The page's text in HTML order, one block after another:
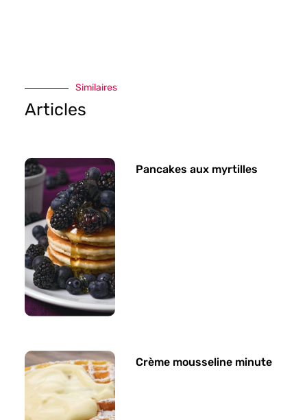
Similaires
Articles
Pancakes aux myrtilles
Crème mousseline minute